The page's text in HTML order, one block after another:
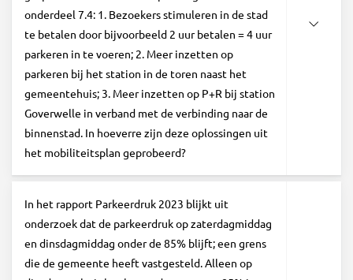
onderdeel 7.4: 1. Bezoekers stimuleren in de stad
te betalen door bijvoorbeeld 2 uur betalen = 4 uur
parkeren in te voeren; 2. Meer inzetten op
parkeren bij het station in de toren naast het
gemeentehuis; 3. Meer inzetten op P+R bij station
Goverwelle in verband met de verbinding naar de
binnenstad. In hoeverre zijn deze oplossingen uit
het mobiliteitsplan geprobeerd?
In het rapport Parkeerdruk 2023 blijkt uit
onderzoek dat de parkeerdruk op zaterdagmiddag
en dinsdagmiddag onder de 85% blijft; een grens
die de gemeente heeft vastgesteld. Alleen op